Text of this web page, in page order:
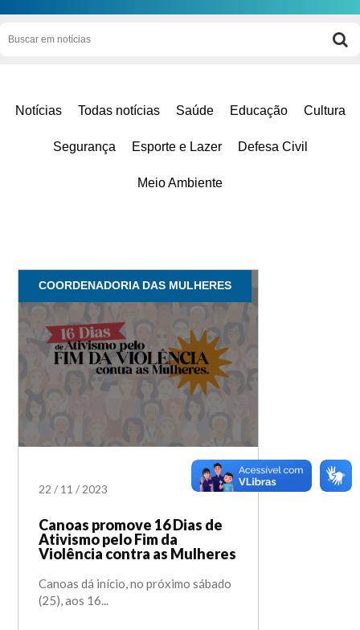
Notícias Todas notícias Saúde Educação Cultura
Segurança Esporte e Lazer Defesa Civil
Meio Ambiente
COORDENADORIA DAS MULHERES
22 / 11 /2023
Canoas promove 16 Dias de
Ativismo pelo Fim da
Violência contra as Mulheres
Canoas dá início, no próximo sábado
(25), aos 16...